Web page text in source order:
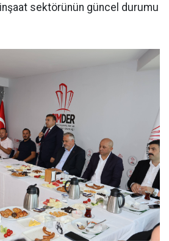
inşaat sektörünün güncel durumu